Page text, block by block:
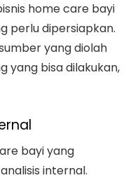
home care bayi
perlu dipersiapkan.
yang diolah
yang bisa dilakukan,
bayi yang
internal.